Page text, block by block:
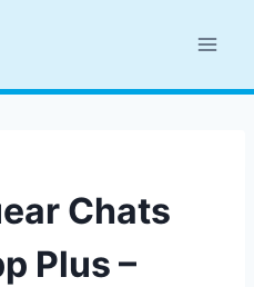
Chats
Plus –